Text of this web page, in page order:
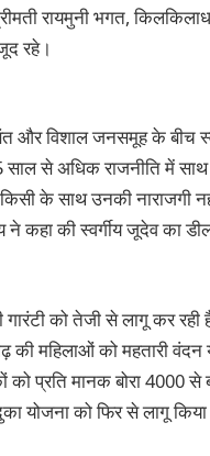
रायमुनी भगत,
रहे।
और विशाल जनसमूह के बीच
से अधिक राजनीति में
के साथ उनकी नाराजगी
कहा की स्वर्गीय जूदेव का
गारंटी को तेजी से लागू कर
की महिलाओं को महतारी
को प्रति मानक बोरा
योजना को फिर से लागू किया